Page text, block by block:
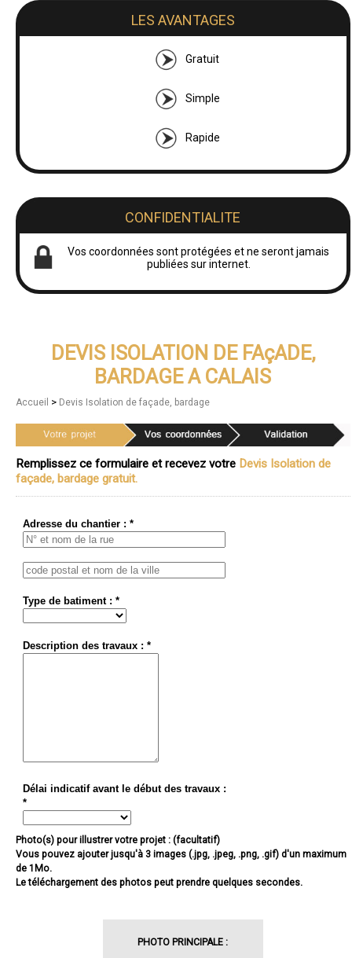
LES AVANTAGES
Gratuit
Simple
Rapide
CONFIDENTIALITE
Vos coordonnées sont protégées et ne seront jamais
publiées sur internet.
DEVIS ISOLATION DE FAçADE,
BARDAGE A CALAIS
Accueil > Devis Isolation de façade, bardage
Remplissez ce formulaire et recevez votre Devis Isolation de
façade, bardage gratuit.
Adresse du chantier : *
Type de batiment : *
Description des travaux : *
Délai indicatif avant le début des travaux :
*
Photo(s) pour illustrer votre projet : (facultatif)
Vous pouvez ajouter jusqu'à 3 images (.jpg, .jpeg, .png, .gif) d'un maximum
de 1Mo.
Le téléchargement des photos peut prendre quelques secondes.
PHOTO PRINCIPALE :